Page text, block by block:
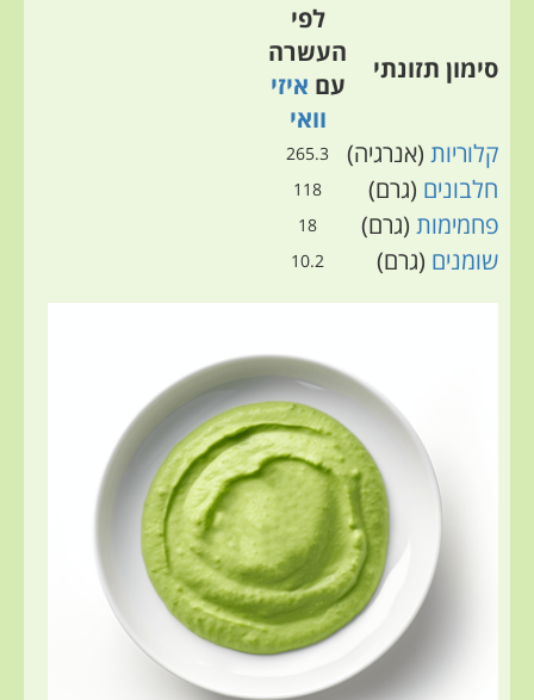
סימון תזונתי
לפי
העשרה
עם איזי
וואי
קלוריות (אנרגיה) 265.3
חלבונים (גרם) 118
פחמימות (גרם) 18
שומנים (גרם) 10.2